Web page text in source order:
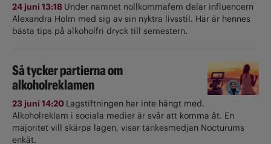
24 juni 13:18 Under namnet nollkommafem delar influencern
Alexandra Holm med sig av sin nyktra livsstil. Här är hennes
bästa tips på alkoholfri dryck till semestern.
Så tycker partierna om
alkoholreklamen
23 juni 14:20 Lagstiftningen har inte hängt med.
Alkoholreklam i sociala medier är svår att komma åt. En
majoritet vill skärpa lagen, visar tankesmedjan Nocturums
enkät.